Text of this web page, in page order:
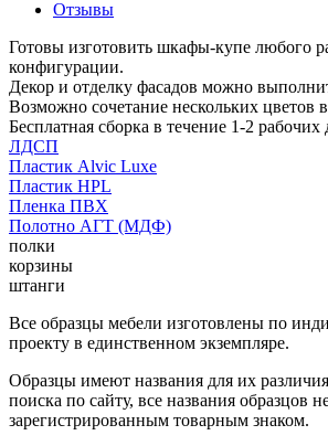
Отзывы
Готовы изготовить шкафы-купе любого
конфигурации.
Декор и отделку фасадов можно
Возможно сочетание нескольких цветов
Бесплатная сборка в течение 1-2 рабочих
ЛДСП
Пластик Alvic Luxe
Пластик HPL
Пленка ПВХ
Полотно АГТ (МДФ)
полки
корзины
штанги
Все образцы мебели изготовлены по
проекту в единственном экземпляре.
Образцы имеют названия для их
поиска по сайту, все названия образцов
зарегистрированным товарным знаком.